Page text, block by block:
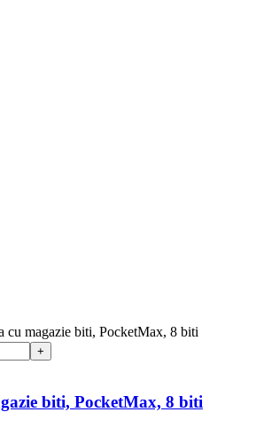
cu magazie biti, PocketMax, 8 biti
biti, PocketMax, 8 biti